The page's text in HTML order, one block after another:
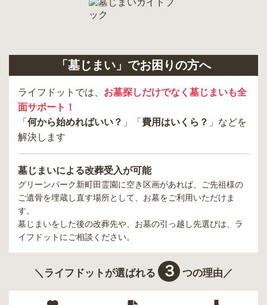
「墓じまい」でお困りの方へ
ライフドットでは、 お墓探しだけでなく墓じまいも全
面サポート！
「 何から始めればいい？ 」「 費用はいくら？ 」などを
解決します
墓じまいによる改葬受入が可能
グリーンパーク新町田霊園に空き区画があれば、ご先祖様の
ご遺骨を埋蔵し直す場所として、お墓をご利用いただけま
す。
墓じまいをした後の改葬先や、お墓の引っ越し先選びは、ラ
イフドットにご相談ください。
＼ライフドットが選ばれる ３ つの理由／